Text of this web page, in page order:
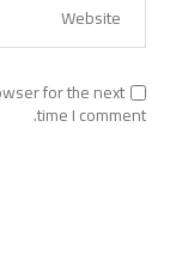
for the next
time I comment.